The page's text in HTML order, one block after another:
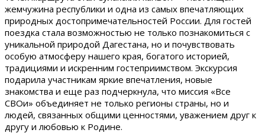
жемчужина республики и одна из самых впечатляющих
природных достопримечательностей России. Для гостей
поездка стала возможностью не только познакомиться с
уникальной природой Дагестана, но и почувствовать
особую атмосферу нашего края, богатого историей,
традициями и искренним гостеприимством. Экскурсия
подарила участникам яркие впечатления, новые
знакомства и еще раз подчеркнула, что миссия «Все
СВОи» объединяет не только регионы страны, но и
людей, связанных общими ценностями, уважением друг к
другу и любовью к Родине.